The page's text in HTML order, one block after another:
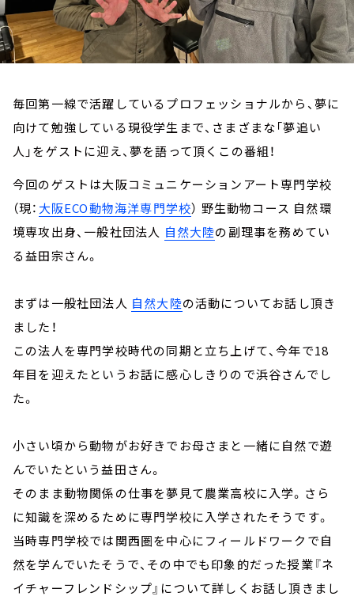
毎回第一線で活躍しているプロフェッショナルから、夢に
向けて勉強している現役学生まで、さまざまな「夢追い
人」をゲストに迎え、夢を語って頂くこの番組！
今回のゲストは大阪コミュニケーションアート専門学校
（現： 大阪ECO動物海洋専門学校） 野生動物コース 自然環
境専攻出身、一般社団法人 自然大陸の副理事を務めてい
る益田宗さん。
まずは一般社団法人 自然大陸の活動についてお話し頂き
ました！
この法人を専門学校時代の同期と立ち上げて、今年で18
年目を迎えたというお話に感心しきりので浜谷さんでし
た。
小さい頃から動物がお好きでお母さまと一緒に自然で遊
んでいたという益田さん。
そのまま動物関係の仕事を夢見て農業高校に入学。さら
に知識を深めるために専門学校に入学されたそうです。
当時専門学校では関西圏を中心にフィールドワークで自
然を学んでいたそうで、その中でも印象的だった授業『ネ
イチャーフレンドシップ』について詳しくお話し頂きまし